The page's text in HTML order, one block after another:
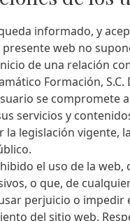
informado, y
presente web no
de una relación
Formación, S.C.
se compromete
servicios y
la legislación vigente,
el uso de la web,
o que, de
perjuicio o impedir
del sitio web.